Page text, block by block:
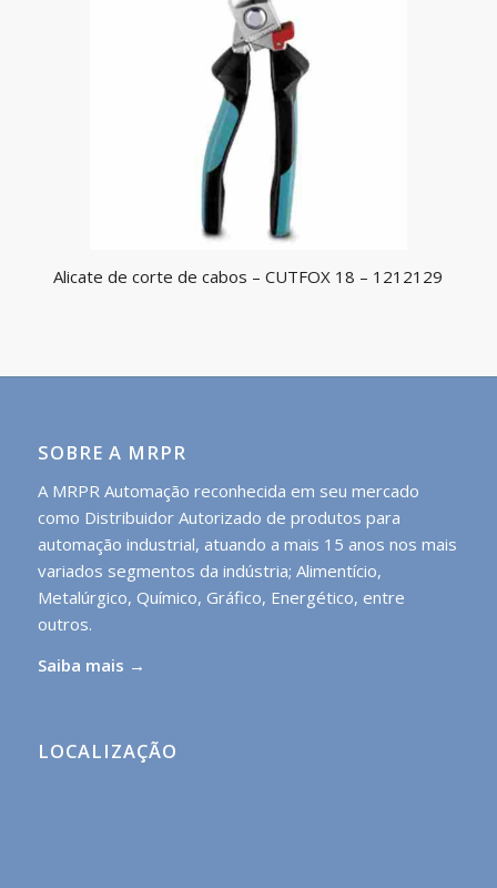
Alicate de corte de cabos – CUTFOX 18 – 1212129
SOBRE A MRPR
A MRPR Automação reconhecida em seu mercado
como Distribuidor Autorizado de produtos para
automação industrial, atuando a mais 15 anos nos mais
variados segmentos da indústria; Alimentício,
Metalúrgico, Químico, Gráfico, Energético, entre
outros.
Saiba mais →
LOCALIZAÇÃO